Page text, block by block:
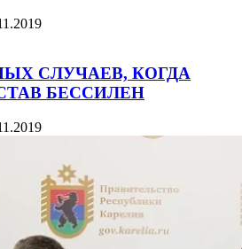
СЛУЧАЕВ, КОГДА
БЕССИЛЕН